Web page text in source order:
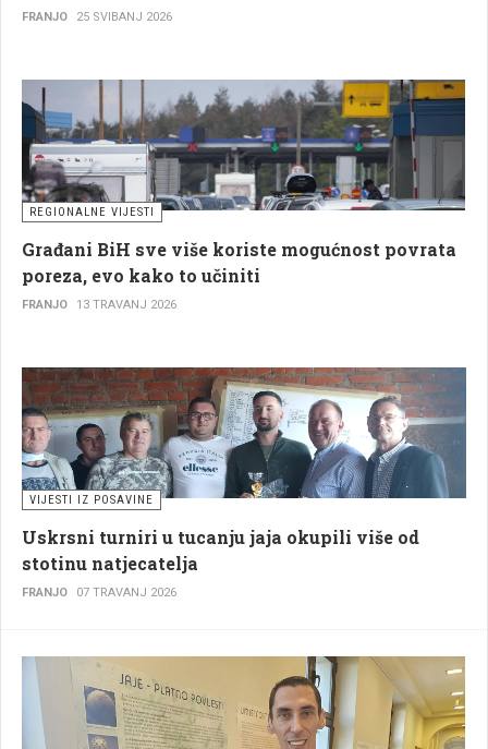
FRANJO 25 SVIBANJ 2026
REGIONALNE VIJESTI
Građani BiH sve više koriste mogućnost povrata
poreza, evo kako to učiniti
FRANJO 13 TRAVANJ 2026
VIJESTI IZ POSAVINE
Uskrsni turniri u tucanju jaja okupili više od
stotinu natjecatelja
FRANJO 07 TRAVANJ 2026